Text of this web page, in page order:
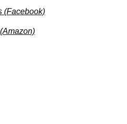
(Facebook)